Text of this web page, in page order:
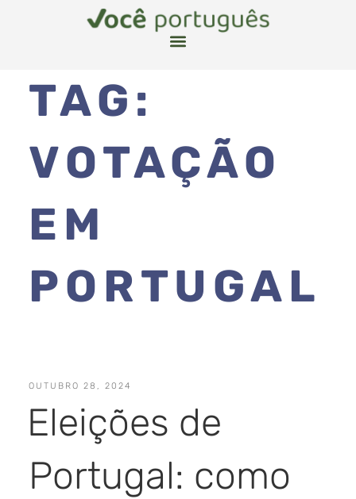
TAG:
VOTAÇÃO
EM
PORTUGAL
OUTUBRO 28, 2024
Eleições de
Portugal: como